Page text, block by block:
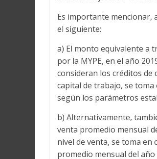
Es importante mencionar,
el siguiente:
a) El monto equivalente a
por la MYPE, en el año
consideran los créditos de
capital de trabajo, se toma
según los parámetros
b) Alternativamente,
venta promedio mensual
nivel de venta, se toma
promedio mensual del